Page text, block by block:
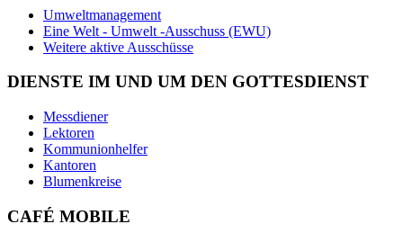
Umweltmanagement
Eine Welt - Umwelt -Ausschuss (EWU)
Weitere aktive Ausschüsse
DIENSTE IM UND UM DEN GOTTESDIENST
Messdiener
Lektoren
Kommunionhelfer
Kantoren
Blumenkreise
CAFÉ MOBILE